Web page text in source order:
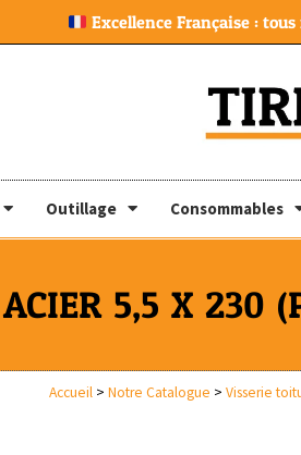
Excellence Française :
Outillage Consommables
5,5 X 230
Accueil > Notre Catalogue > Visserie